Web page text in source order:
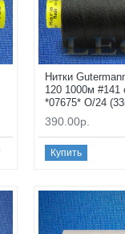
Нитки
120 1000м
*07675* O/24
390.00р.
Купить